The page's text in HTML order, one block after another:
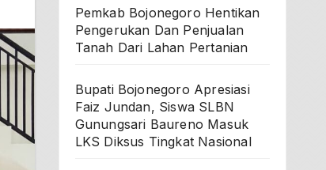
Pemkab Bojonegoro Hentikan
Pengerukan Dan Penjualan
Tanah Dari Lahan Pertanian
Bupati Bojonegoro Apresiasi
Faiz Jundan, Siswa SLBN
Gunungsari Baureno Masuk
LKS Diksus Tingkat Nasional